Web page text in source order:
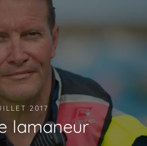
2017
lamaneur